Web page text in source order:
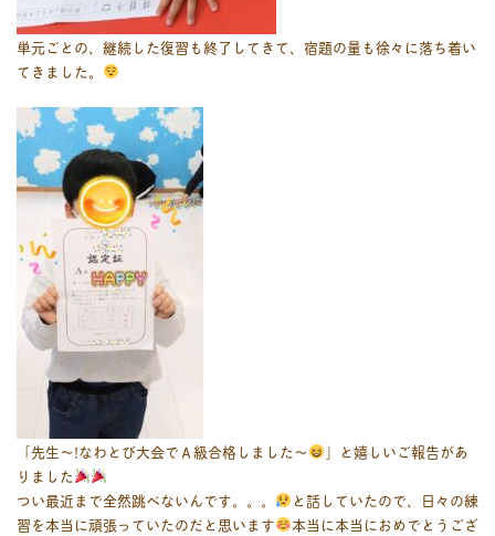
単元ごとの、継続した復習も終了してきて、宿題の量も徐々に落ち着い
てきました。
「先生〜!なわとび大会でＡ級合格しました～
」と嬉しいご報告があ
りました
つい最近まで全然跳べないんです。。。
と話していたので、日々の練
習を本当に頑張っていたのだと思います
本当に本当におめでとうござ